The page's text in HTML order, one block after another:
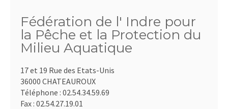
Fédération de l' Indre pour
la Pêche et la Protection du
Milieu Aquatique
17 et 19 Rue des Etats-Unis
36000 CHATEAUROUX
Téléphone : 02.54.34.59.69
Fax : 02.54.27.19.01